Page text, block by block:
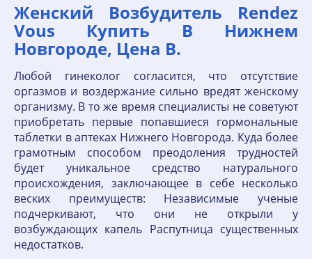
Женский Возбудитель Rendez
Vous Купить В Нижнем
Новгороде, Цена В.
Любой гинеколог согласится, что отсутствие
оргазмов и воздержание сильно вредят женскому
организму. В то же время специалисты не советуют
приобретать первые попавшиеся гормональные
таблетки в аптеках Нижнего Новгорода. Куда более
грамотным способом преодоления трудностей
будет уникальное средство натурального
происхождения, заключающее в себе несколько
веских преимуществ: Независимые ученые
подчеркивают, что они не открыли у
возбуждающих капель Распутница существенных
недостатков.